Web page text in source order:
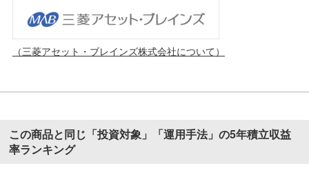
（三菱アセット・ブレインズ株式会社について）
この商品と同じ「投資対象」「運用手法」の5年積立収益
率ランキング